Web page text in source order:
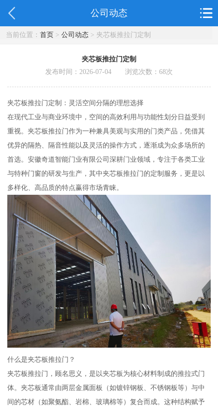
公司动态
当前位置： 首页> 公司动态> 夹芯板推拉门定制
夹芯板推拉门定制
发布时间：2026-07-04 浏览次数： 68次
夹芯板推拉门定制：灵活空间分隔的理想选择
在现代工业与商业环境中，空间的高效利用与功能性划分日益受到
重视。夹芯板推拉门作为一种兼具美观与实用的门类产品，凭借其
优异的隔热、隔音性能以及灵活的操作方式，逐渐成为众多场所的
首选。安徽奇道智能门业有限公司深耕门业领域，专注于各类工业
与特种门窗的研发与生产，其中夹芯板推拉门的定制服务，更是以
多样化、高品质的特点赢得市场青睐。
什么是夹芯板推拉门？
夹芯板推拉门，顾名思义，是以夹芯板为核心材料制成的推拉式门
体。夹芯板通常由两层金属面板（如镀锌钢板、不锈钢板等）与中
间的芯材（如聚氨酯、岩棉、玻璃棉等）复合而成。这种结构赋予